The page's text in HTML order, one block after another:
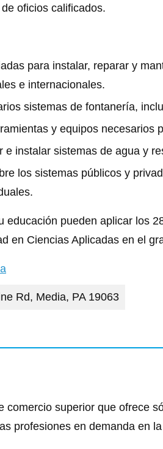
oficios calificados.
para instalar, reparar y
e internacionales.
sistemas de fontanería,
y equipos necesarios
e instalar sistemas de agua y
los sistemas públicos y
educación pueden aplicar los
en Ciencias Aplicadas en el
Rd, Media, PA 19063
comercio superior que ofrece
profesiones en demanda en